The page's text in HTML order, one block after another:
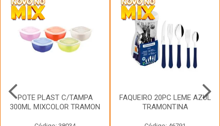
POTE PLAST C/TAMPA
300ML MIXCOLOR TRAMON
FAQUEIRO 20PC LEME AZUL
TRAMONTINA